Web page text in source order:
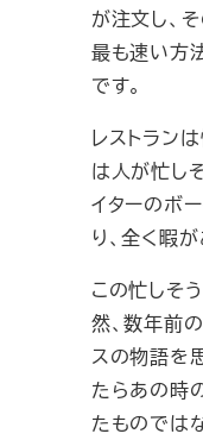
が注文し、
最も速い方
です。
レストラン
は人が忙し
イターのボ
り、全く暇
この忙しそ
然、数年前
スの物語を
たらあの時
たものでは